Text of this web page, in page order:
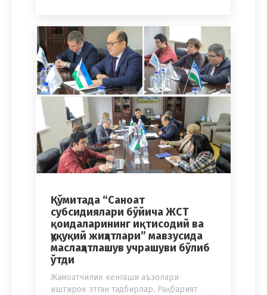
Қўмитада “Саноат
субсидиялари бўйича ЖСТ
қоидаларининг иқтисодий ва
ҳуқуқий жиҳатлари” мавзусида
маслаҳатлашув учрашуви бўлиб
ўтди
Жамоатчилик кенгаши аъзолари
иштирок этган тадбирлар, Раҳбарият